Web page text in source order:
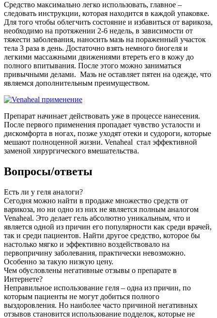
Средство максимально легко использовать, главное –
следовать инструкции, которая находится в каждой упаковке.
Для того чтобы облегчить состояние и избавиться от варикоза,
необходимо на протяжении 2-6 недель, в зависимости от
тяжести заболевания, наносить мазь на пораженный участок
тела 3 раза в день. Достаточно взять немного биогеля и
легкими массажными движениями втереть его в кожу до
полного впитывания. После этого можно заниматься
привычными делами. Мазь не оставляет пятен на одежде, что
являемся дополнительным преимуществом.
Препарат начинает действовать уже в процессе нанесения.
После первого применения пропадает чувство усталости и
дискомфорта в ногах, позже уходят отеки и судороги, которые
мешают полноценной жизни. Venaheal стал эффективной
заменой хирургического вмешательства.
Вопросы/ответы
Есть ли у геля аналоги?
Сегодня можно найти в продаже множество средств от
варикоза, но ни одно из них не является полным аналогом
Venaheal. Это делает гель абсолютно уникальным, что и
является одной из причин его популярности как среди врачей,
так и среди пациентов. Найти другое средство, которое бы
настолько мягко и эффективно воздействовало на
первопричину заболевания, практически невозможно.
Особенно за такую низкую цену.
Чем обусловлены негативные отзывы о препарате в
Интернете?
Неправильное использование геля – одна из причин, по
которым пациенты не могут добиться полного
выздоровления. Но наиболее часто причиной негативных
отзывов становится использование подделок, которые не